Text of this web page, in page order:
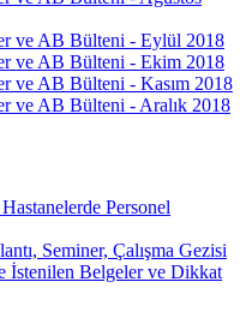
ve AB Bülteni - Eylül 2018
ve AB Bülteni - Ekim 2018
ve AB Bülteni - Kasım 2018
ve AB Bülteni - Aralık 2018
Personel
Seminer, Çalışma Gezisi
İstenilen Belgeler ve Dikkat